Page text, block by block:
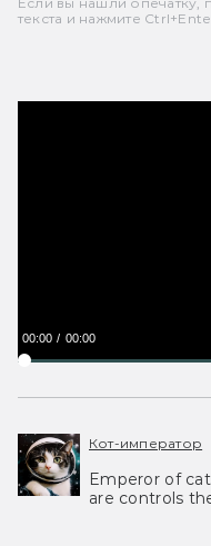
текста и нажмите
00:00 00:00
Кот-император
Emperor of
are controls